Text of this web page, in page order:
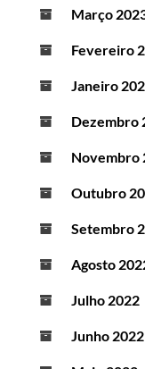
Março
Fevereiro
Janeiro
Dezembro
Novembro
Outubro
Setembro
Agosto
Julho 2022
Junho 2022